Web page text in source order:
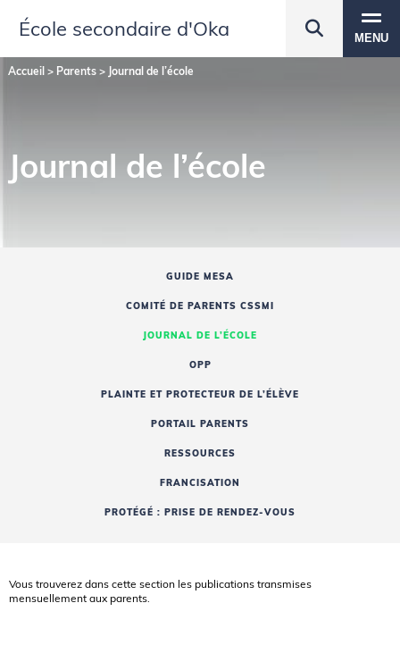
École secondaire d'Oka MENU
Accueil> Parents> Journal de l’école
Journal de l’école
GUIDE MESA
COMITÉ DE PARENTS CSSMI
JOURNAL DE L’ÉCOLE
OPP
PLAINTE ET PROTECTEUR DE L’ÉLÈVE
PORTAIL PARENTS
RESSOURCES
FRANCISATION
PROTÉGÉ : PRISE DE RENDEZ-VOUS
Vous trouverez dans cette section les publications transmises
mensuellement aux parents.